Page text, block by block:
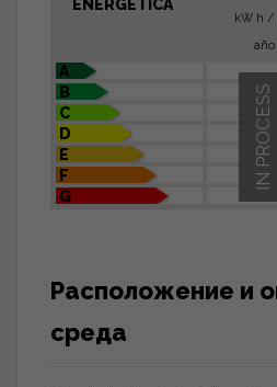
ENERGÉTICA
kW h /
año
A
B
C
D
E
F
G
IN PROCESS
Расположение и
среда